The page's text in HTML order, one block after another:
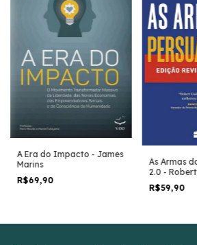
A Era do Impacto - James
Marins
R$69,90
As Armas
2.0 -
R$59,90